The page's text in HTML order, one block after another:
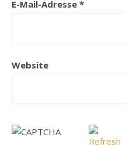
E-Mail-Adresse *
Website